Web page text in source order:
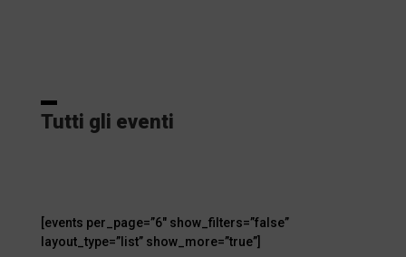
Tutti gli eventi
[events per_page=”6″ show_filters=”false”
layout_type=”list” show_more=”true”]